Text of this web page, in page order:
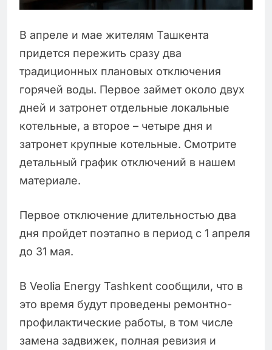
В апреле и мае жителям Ташкента
придется пережить сразу два
традиционных плановых отключения
горячей воды. Первое займет около двух
дней и затронет отдельные локальные
котельные, а второе – четыре дня и
затронет крупные котельные. Смотрите
детальный график отключений в нашем
материале.
Первое отключение длительностью два
дня пройдет поэтапно в период с 1 апреля
до 31 мая.
В Veolia Energy Tashkent сообщили, что в
это время будут проведены ремонтно-
профилактические работы, в том числе
замена задвижек, полная ревизия и